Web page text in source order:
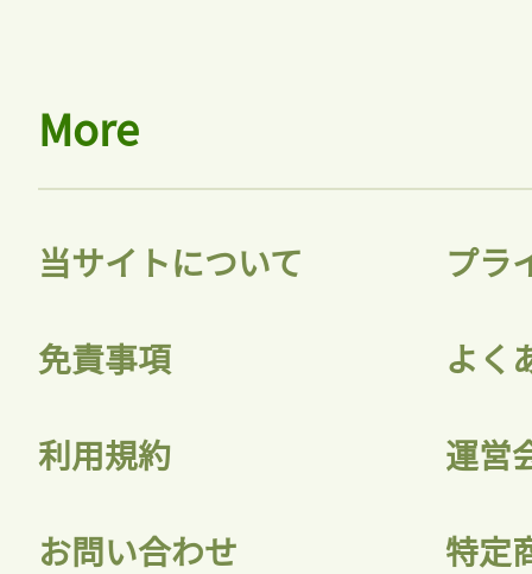
More
当サイトについて プラ
免責事項 よく
利用規約 運営
お問い合わせ 特定